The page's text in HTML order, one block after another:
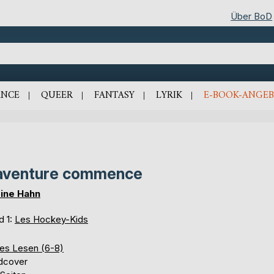
Über BoD
QUEER FANTASY LYRIK E-BOOK-
commence
Hahn
1: Les Hockey-Kids
Lesen (6-8)